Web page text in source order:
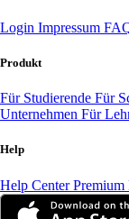
Login Impressum
Produkt
Für Studierende Für
Unternehmen Für
Help
Help CenterPremium